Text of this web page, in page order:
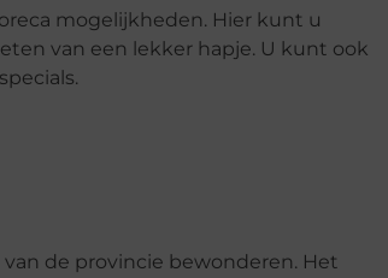
mogelijkheden. Hier kunt u
van een lekker hapje. U kunt ook
de provincie bewonderen. Het